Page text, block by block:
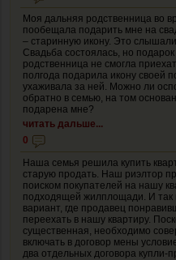
Моя дальняя родственница во
пообещала подарить мне на
– старинную икону. Это
Свадьба состоялась, но
родственница не смогла
полгода подарила икону своей
ухаживала за ней. Можно ли
обратно в семью, на том
подарена мне?
читать дальше...
0
Наша семья решила купить
старую продать. Наш риэлтор
поиском покупателей на нашу
подходящей жилплощади. И так
вариант, где продавец
переехать в нашу квартиру.
существенная, необходимо
включать в договор мены
два отдельных договора купли-